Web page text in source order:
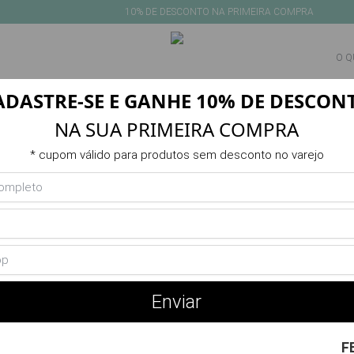
10% DE DESCONTO NA PRIMEIRA COMPRA
IN PRODUTOS VERANO POR DESPORTO SALDOS
Produto indisponível ou esgotado
SE E GANHE 10% DE
NA SUA PRIMEIRA COMPRA
* cupom válido para produtos sem desconto no varejo
Enviar